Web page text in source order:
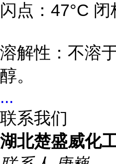
闪点：47°C 闭
溶解性：不溶
醇。
...
联系我们
湖北楚盛威化